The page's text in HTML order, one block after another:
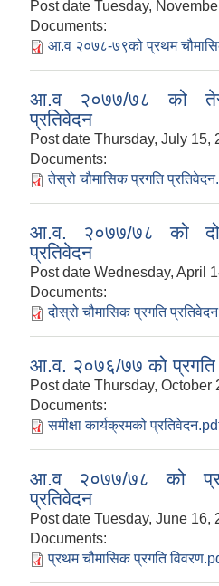
Post date Tuesday,
Documents:
आ.व २०७८-७९को प्रथम
आ.व २०७७/७८ को
प्रतिवेदन
Post date Thursday, July 15,
Documents:
तेस्रो चौमासिक प्रगति
आ.व. २०७७/७८ को
प्रतिवेदन
Post date Wednesday, April
Documents:
दोस्रो चौमासिक प्रगति
आ.व. २०७६/७७ को प्रगति
Post date Thursday, October
Documents:
समीक्षा कार्यक्रमको
आ.व २०७७/७८ को
प्रतिवेदन
Post date Tuesday, June 16,
Documents:
प्रथम चौमासिक प्रगति